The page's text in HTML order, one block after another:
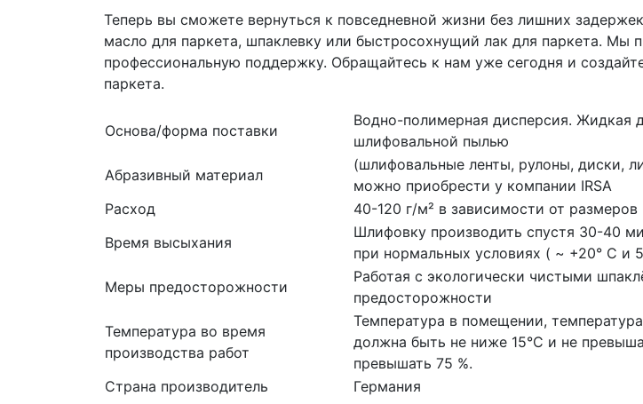
Теперь вы сможете вернуться к повседневной жизни без лишних
масло для паркета, шпаклевку или быстросохнущий лак для паркета. Мы
профессиональную поддержку. Обращайтесь к нам уже сегодня и
паркета.
Основа/форма поставки
Водно-полимерная дисперсия. Жидкая
шлифовальной пылью
Абразивный материал
(шлифовальные ленты, рулоны, диски,
можно приобрести у компании IRSA
Расход
40-120 г/м² в зависимости от
Время высыхания
Шлифовку производить спустя 30-40
при нормальных условиях ( ~ +20° С и
Меры предосторожности
Работая с экологически чистыми
предосторожности
Температура во время
производства работ
Температура в помещении,
должна быть не ниже 15°С и не
превышать 75 %.
Страна производитель
Германия